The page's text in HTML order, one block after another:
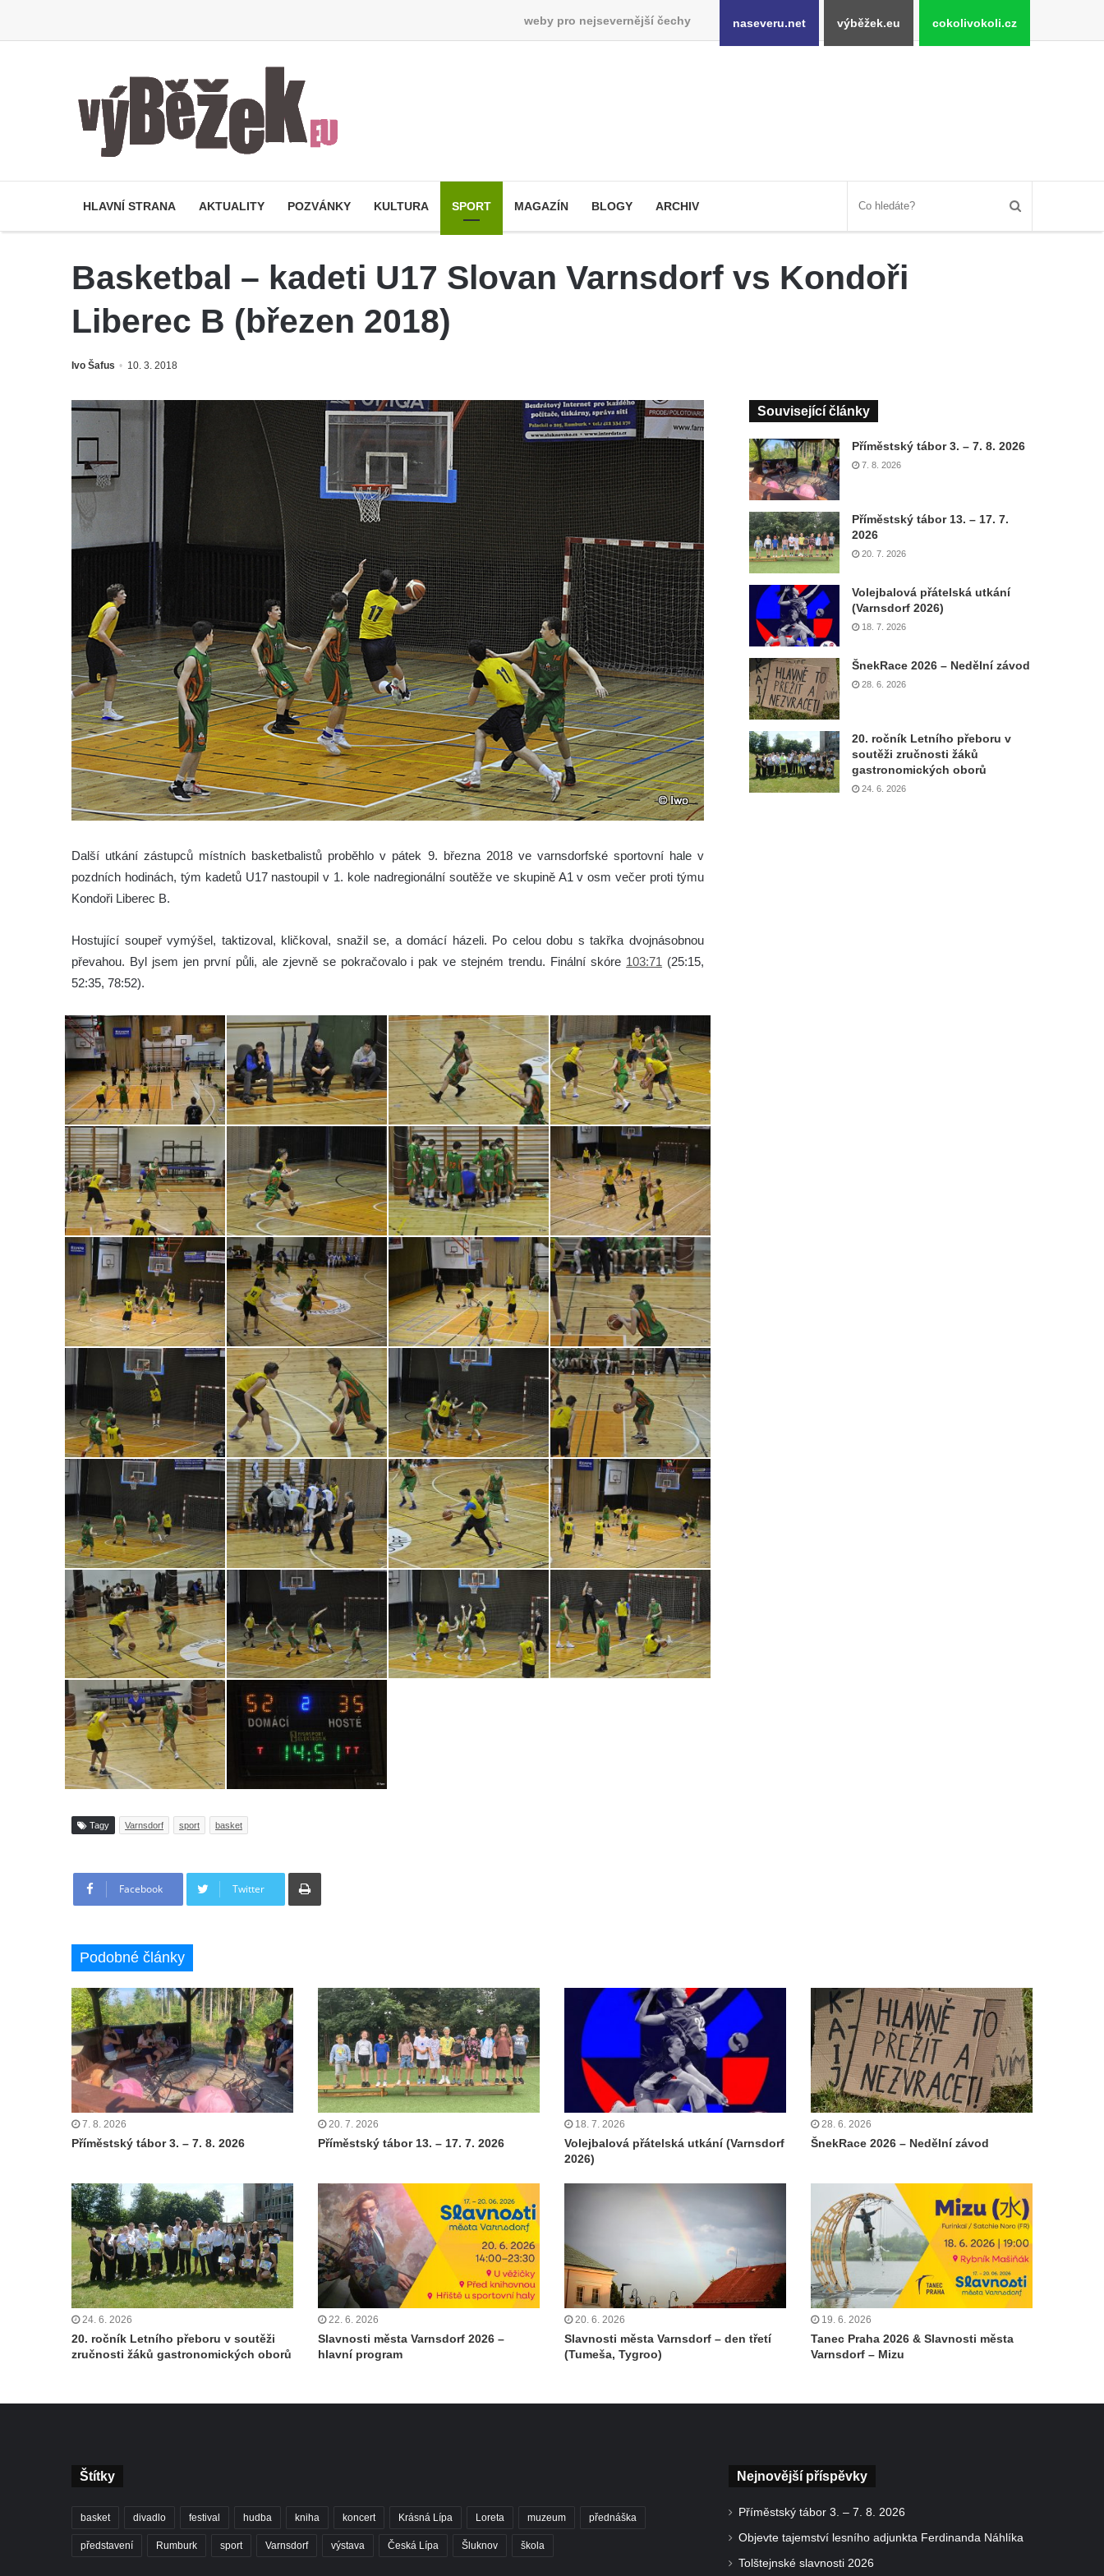
weby pro nejsevernější čechy naseveru.net výběžek.eu cokolivokoli.cz
HLAVNÍ STRANA AKTUALITY POZVÁNKY KULTURA SPORT MAGAZÍN BLOGY ARCHIV
Basketbal – kadeti U17 Slovan Varnsdorf vs Kondoři
Liberec B (březen 2018)
Ivo Šafus 10. 3. 2018
Další utkání zástupců místních basketbalistů proběhlo v pátek 9. března 2018 ve varnsdorfské sportovní hale v
pozdních hodinách, tým kadetů U17 nastoupil v 1. kole nadregionální soutěže ve skupině A1 v osm večer proti týmu
Kondoři Liberec B.
Hostující soupeř vymýšel, taktizoval, kličkoval, snažil se, a domácí házeli. Po celou dobu s takřka dvojnásobnou
převahou. Byl jsem jen první půli, ale zjevně se pokračovalo i pak ve stejném trendu. Finální skóre 103:71 (25:15,
52:35, 78:52).
Tagy Varnsdorf sport basket
Facebook Twitter
Tisknout
Související články
Příměstský tábor 3. – 7. 8. 2026
7. 8. 2026
Příměstský tábor 13. – 17. 7.
2026
20. 7. 2026
Volejbalová přátelská utkání
(Varnsdorf 2026)
18. 7. 2026
ŠnekRace 2026 – Nedělní závod
28. 6. 2026
20. ročník Letního přeboru v
soutěži zručnosti žáků
gastronomických oborů
24. 6. 2026
Podobné články
7. 8. 2026
Příměstský tábor 3. – 7. 8. 2026
20. 7. 2026
Příměstský tábor 13. – 17. 7. 2026
18. 7. 2026
Volejbalová přátelská utkání (Varnsdorf
2026)
28. 6. 2026
ŠnekRace 2026 – Nedělní závod
24. 6. 2026
20. ročník Letního přeboru v soutěži
zručnosti žáků gastronomických oborů
22. 6. 2026
Slavnosti města Varnsdorf 2026 –
hlavní program
20. 6. 2026
Slavnosti města Varnsdorf – den třetí
(Tumeša, Tygroo)
19. 6. 2026
Tanec Praha 2026 & Slavnosti města
Varnsdorf – Mizu
Štítky
basket divadlo festival hudba kniha koncert Krásná Lípa Loreta muzeum přednáška
představení Rumburk sport Varnsdorf výstava Česká Lípa Šluknov škola
Nejnovější příspěvky
Příměstský tábor 3. – 7. 8. 2026
Objevte tajemství lesního adjunkta Ferdinanda Náhlíka
Tolštejnské slavnosti 2026